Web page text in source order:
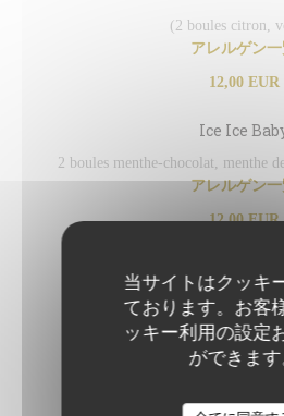
当サイトはクッキ
ております。お客
ッキー利用の設定
ができます
(2 boules citron,
アレルゲン
12,00 EUR
Ice Ice
2 boules menthe-chocolat, menthe
アレルゲン
12,00 EUR
2 boules vanille et son génépi de
アレルゲン一
13,00 EUR
GLACES